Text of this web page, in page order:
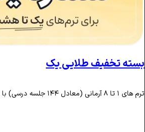
بسته تخفیف طلایی یک
ترم های ۱ تا ۸ آرمانی (معادل ۱۴۴ جلسه درسی) با تخفیف ویژه